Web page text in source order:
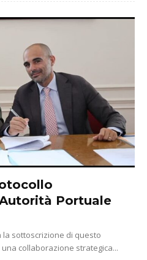
Portuale
la sottoscrizione di questo
collaborazione strategica...